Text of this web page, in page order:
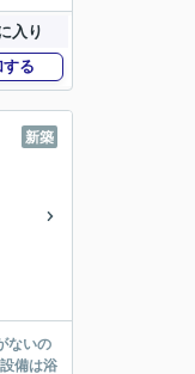
入り
る
新築
ないの
備は浴